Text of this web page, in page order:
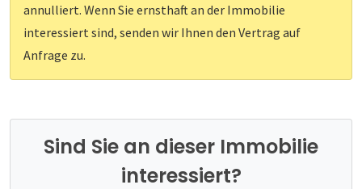
annulliert. Wenn Sie ernsthaft an der Immobilie
interessiert sind, senden wir Ihnen den Vertrag auf
Anfrage zu.
Sind Sie an dieser Immobilie
interessiert?